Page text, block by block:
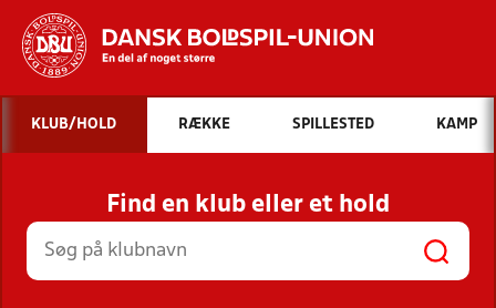
Hvad vil du søge efter?
INDHOLD OG NYHEDER
STILLINGER, RESULTATER, KLUBBER OG
HOLD
KLUB/HOLD RÆKKE SPILLESTED KAMP
Find en klub eller et hold